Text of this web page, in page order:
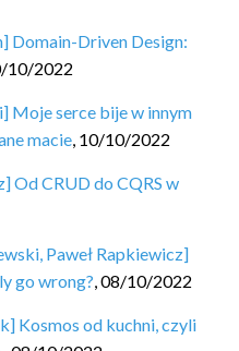
Domain-Driven Design:
10/2022
Moje serce bije w innym
macie, 10/10/2022
Od CRUD do CQRS w
Paweł Rapkiewicz]
go wrong?,08/10/2022
Kosmos od kuchni, czyli